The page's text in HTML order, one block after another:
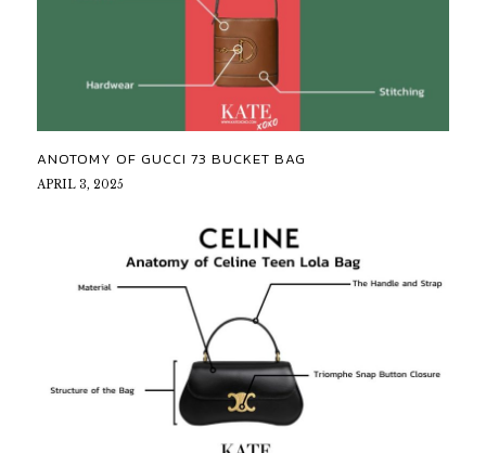
ANOTOMY OF GUCCI 73 BUCKET BAG
APRIL 3, 2025